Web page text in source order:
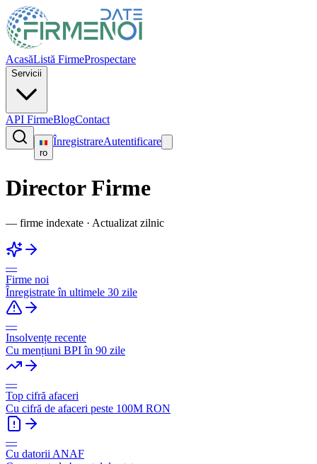
AcasăListă FirmeProspectare
Servicii
API FirmeBlogContact
ro
ÎnregistrareAutentificare
Director Firme
— firme indexate · Actualizat zilnic
—
Firme noi
Înregistrate în ultimele 30 zile
—
Insolvențe recente
Cu mențiuni BPI în 90 zile
—
Top cifră afaceri
Cu cifră de afaceri peste 100M RON
—
Cu datorii ANAF